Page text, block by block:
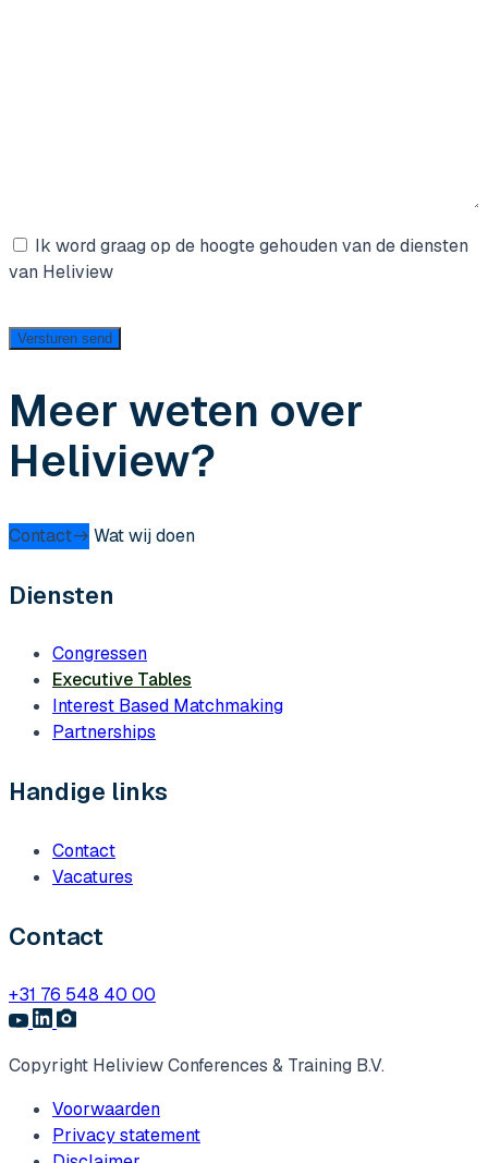
Aanmelding
nieuwsbrief
Ik word graag op de hoogte gehouden van de diensten
van Heliview
Versturen send
Meer weten over
Heliview?
Contact Wat wij doen
Diensten
Congressen
Executive Tables
Interest Based Matchmaking
Partnerships
Handige links
Contact
Vacatures
Contact
+31 76 548 40 00
Copyright Heliview Conferences & Training B.V.
Voorwaarden
Privacy statement